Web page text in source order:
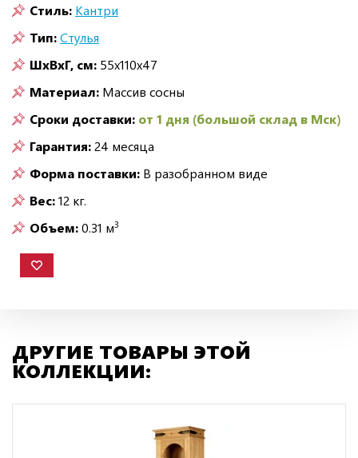
Стиль: Кантри
Тип:Стулья
ШxВxГ, см: 55x110x47
Материал: Массив сосны
Сроки доставки: от 1 дня (большой склад в Мск)
Гарантия:24 месяца
Форма поставки: В разобранном виде
Вес:12 кг.
Объем:0.31 м3
ДРУГИЕ ТОВАРЫ ЭТОЙ
КОЛЛЕКЦИИ: